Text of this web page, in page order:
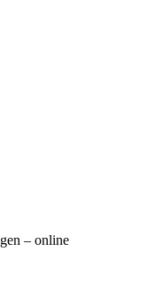
– online